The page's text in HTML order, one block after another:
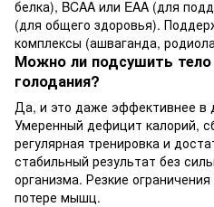
белка), BCAA или EAA (для
(для общего здоровья).
комплексы (ашваганда,
Можно ли подсушить
голодания?
Да, и это даже эффективнее в
Умеренный дефицит калорий,
регулярная тренировка и
стабильный результат без
организма. Резкие
потере мышц.